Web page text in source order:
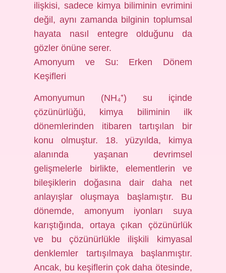
ilişkisi, sadece kimya biliminin evrimini
değil, aynı zamanda bilginin toplumsal
hayata nasıl entegre olduğunu da
gözler önüne serer.
Amonyum ve Su: Erken Dönem
Keşifleri
Amonyumun (NH₄⁺) su içinde
çözünürlüğü, kimya biliminin ilk
dönemlerinden itibaren tartışılan bir
konu olmuştur. 18. yüzyılda, kimya
alanında yaşanan devrimsel
gelişmelerle birlikte, elementlerin ve
bileşiklerin doğasına dair daha net
anlayışlar oluşmaya başlamıştır. Bu
dönemde, amonyum iyonları suya
karıştığında, ortaya çıkan çözünürlük
ve bu çözünürlükle ilişkili kimyasal
denklemler tartışılmaya başlanmıştır.
Ancak, bu keşiflerin çok daha ötesinde,